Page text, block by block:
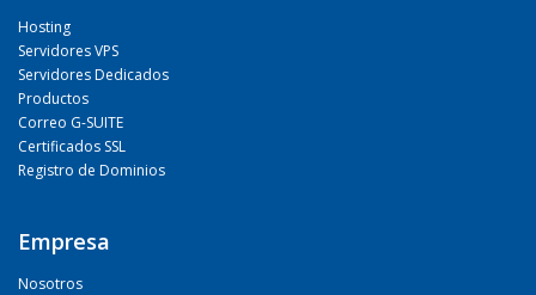
Hosting
Servidores VPS
Servidores Dedicados
Productos
Correo G-SUITE
Certificados SSL
Registro de Dominios
Empresa
Nosotros